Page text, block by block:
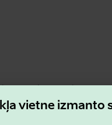
vietne izmanto
and Innovation